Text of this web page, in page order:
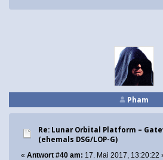
Pham
Re: Lunar Orbital Platform –
(ehemals DSG/LOP-G)
« Antwort #40 am: 17. Mai 2017, 13:20:22